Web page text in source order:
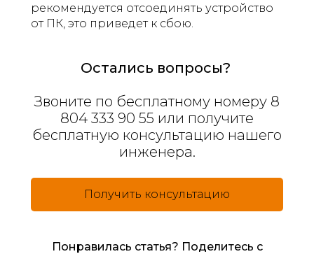
рекомендуется отсоединять устройство
от ПК, это приведет к сбою.
Остались вопросы?
Звоните по бесплатному номеру 8
804 333 90 55 или получите
бесплатную консультацию нашего
инженера.
Получить консультацию
Понравилась статья? Поделитесь с